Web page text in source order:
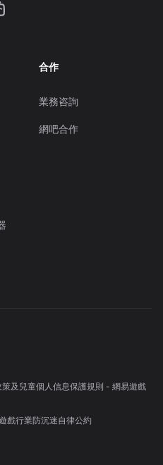
合作
業務咨詢
網吧合作
及兒童個人信息保護規則 - 網易遊戲
戲行業防沉迷自律公約